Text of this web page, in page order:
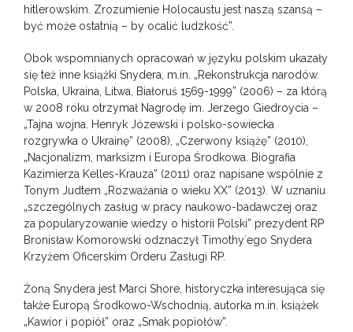
hitlerowskim. Zrozumienie Holocaustu jest naszą szansą –
być może ostatnią – by ocalić ludzkość”.
Obok wspomnianych opracowań w języku polskim ukazały
się też inne książki Snydera, m.in. „Rekonstrukcja narodów.
Polska, Ukraina, Litwa, Białoruś 1569-1999” (2006) – za którą
w 2008 roku otrzymał Nagrodę im. Jerzego Giedroycia –
„Tajna wojna. Henryk Józewski i polsko-sowiecka
rozgrywka o Ukrainę” (2008), „Czerwony książę” (2010),
„Nacjonalizm, marksizm i Europa Środkowa. Biografia
Kazimierza Kelles-Krauza” (2011) oraz napisane wspólnie z
Tonym Judtem „Rozważania o wieku XX” (2013). W uznaniu
„szczególnych zasług w pracy naukowo-badawczej oraz
za popularyzowanie wiedzy o historii Polski” prezydent RP
Bronisław Komorowski odznaczył Timothy`ego Snydera
Krzyżem Oficerskim Orderu Zasługi RP.
Żoną Snydera jest Marci Shore, historyczka interesująca się
także Europą Środkowo-Wschodnią, autorka m.in. książek
„Kawior i popiół” oraz „Smak popiołów”.